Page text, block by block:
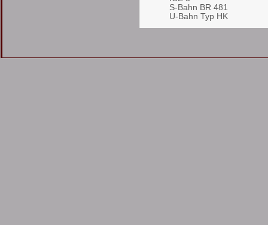
S-Bahn BR 481
U-Bahn Typ HK